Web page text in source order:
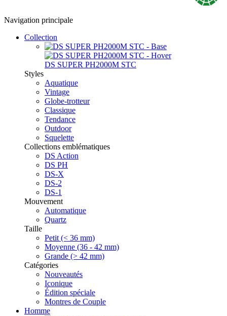
Navigation principale
Collection
DS SUPER PH2000M STC
Styles
Aquatique
Vintage
Globe-trotteur
Classique
Tendance
Outdoor
Squelette
Collections emblématiques
DS Action
DS PH
DS-X
DS-2
DS-1
Mouvement
Automatique
Quartz
Taille
Petit (< 36 mm)
Moyenne (36 - 42 mm)
Grande (> 42 mm)
Catégories
Nouveautés
Iconique
Édition spéciale
Montres de Couple
Homme